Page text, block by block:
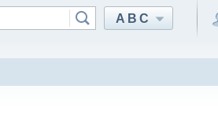
ABC